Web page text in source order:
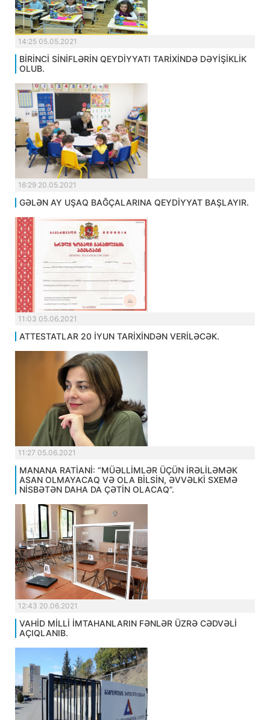
14:25 05.05.2021
BİRİNCİ SİNİFLƏRİN QEYDİYYATI TARİXİNDƏ DƏYİŞİKLİK
OLUB.
16:29 20.05.2021
GƏLƏN AY UŞAQ BAĞÇALARINA QEYDİYYAT BAŞLAYIR.
11:03 05.06.2021
ATTESTATLAR 20 İYUN TARİXİNDƏN VERİLƏCƏK.
11:27 05.06.2021
MANANA RATİANİ: “MÜƏLLİMLƏR ÜÇÜN İRƏLİLƏMƏK
ASAN OLMAYACAQ VƏ OLA BİLSİN, ƏVVƏLKİ SXEMƏ
NİSBƏTƏN DAHA DA ÇƏTİN OLACAQ”.
12:43 20.06.2021
VAHİD MİLLİ İMTAHANLARIN FƏNLƏR ÜZRƏ CƏDVƏLİ
AÇIQLANIB.